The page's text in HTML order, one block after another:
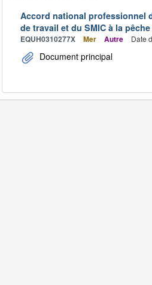
Accord national professionnel
de travail et du SMIC à la
EQUH0310277X Mer Autre Date
Document principal